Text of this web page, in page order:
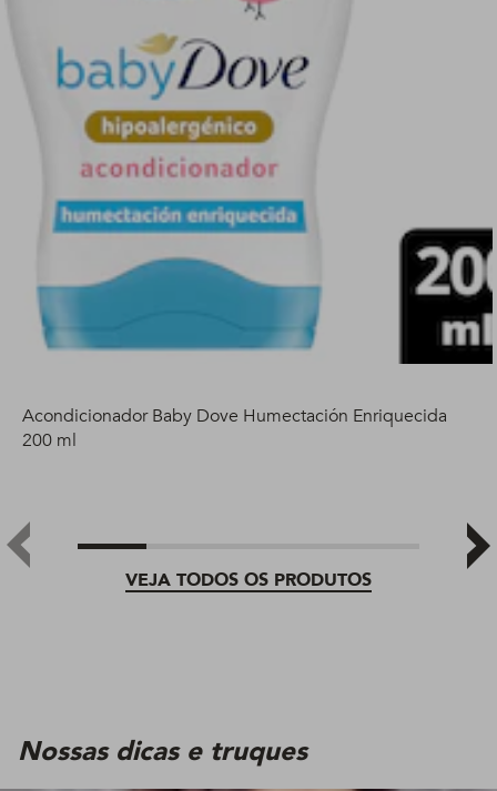
VEJA TODOS OS PRODUTOS
Acondicionador Baby Dove Humectación Enriquecida
200 ml
Nossas dicas e truques